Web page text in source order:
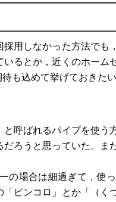
用しなかった方法でも
るとか，近くのホー
も込めて挙げておきたい
呼ばれるパイプを使う
ろうと思っていた。
場合は細過ぎて，使
ピンコロ」とか「（